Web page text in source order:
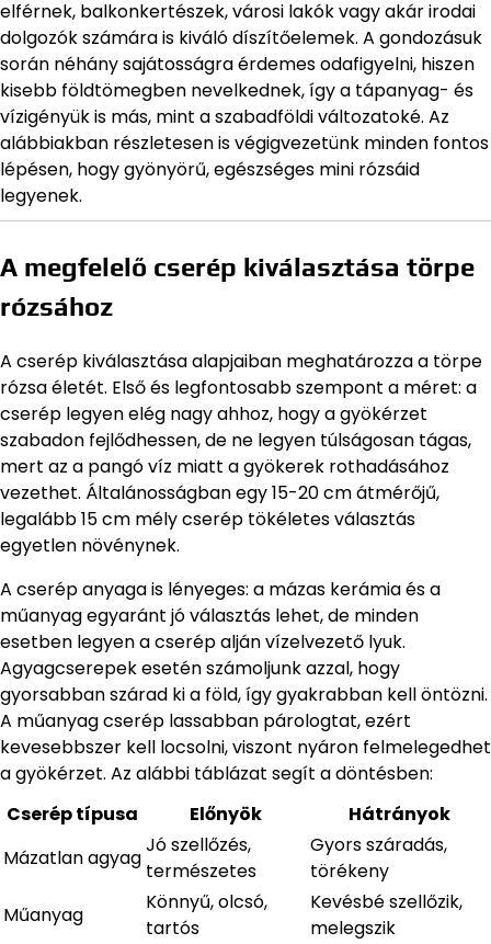
elférnek, balkonkertészek, városi lakók vagy akár irodai
dolgozók számára is kiváló díszítőelemek. A gondozásuk
során néhány sajátosságra érdemes odafigyelni, hiszen
kisebb földtömegben nevelkednek, így a tápanyag- és
vízigényük is más, mint a szabadföldi változatoké. Az
alábbiakban részletesen is végigvezetünk minden fontos
lépésen, hogy gyönyörű, egészséges mini rózsáid
legyenek.
A megfelelő cserép kiválasztása törpe
rózsához
A cserép kiválasztása alapjaiban meghatározza a törpe
rózsa életét. Első és legfontosabb szempont a méret: a
cserép legyen elég nagy ahhoz, hogy a gyökérzet
szabadon fejlődhessen, de ne legyen túlságosan tágas,
mert az a pangó víz miatt a gyökerek rothadásához
vezethet. Általánosságban egy 15-20 cm átmérőjű,
legalább 15 cm mély cserép tökéletes választás
egyetlen növénynek.
A cserép anyaga is lényeges: a mázas kerámia és a
műanyag egyaránt jó választás lehet, de minden
esetben legyen a cserép alján vízelvezető lyuk.
Agyagcserepek esetén számoljunk azzal, hogy
gyorsabban szárad ki a föld, így gyakrabban kell öntözni.
A műanyag cserép lassabban párologtat, ezért
kevesebbszer kell locsolni, viszont nyáron felmelegedhet
a gyökérzet. Az alábbi táblázat segít a döntésben:
Cserép típusa
Előnyök
Hátrányok
Mázatlan agyag
Jó szellőzés,
természetes
Gyors száradás,
törékeny
Műanyag
Könnyű, olcsó,
tartós
Kevésbé szellőzik,
melegszik